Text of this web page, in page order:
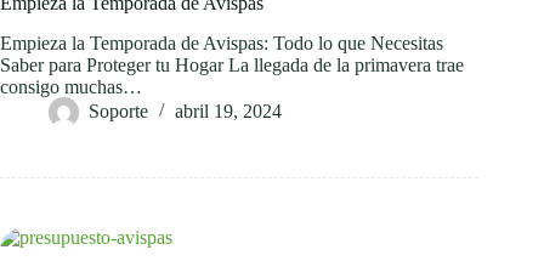
Empieza la Temporada de Avispas: Todo lo que Necesitas
Saber para Proteger tu Hogar La llegada de la primavera trae
consigo muchas…
Soporte
abril 19, 2024